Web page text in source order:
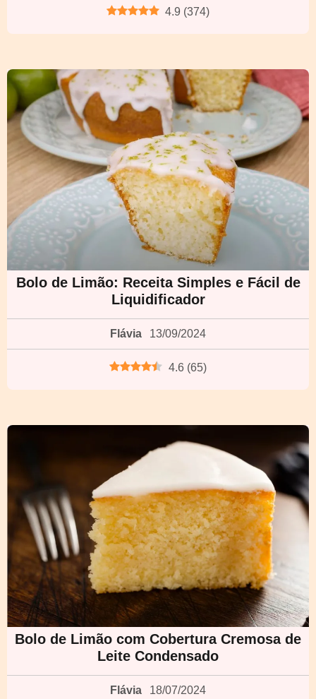
4.9 (374)
Bolo de Limão: Receita Simples e Fácil de
Liquidificador
Flávia 13/09/2024
4.6 (65)
Bolo de Limão com Cobertura Cremosa de
Leite Condensado
Flávia 18/07/2024